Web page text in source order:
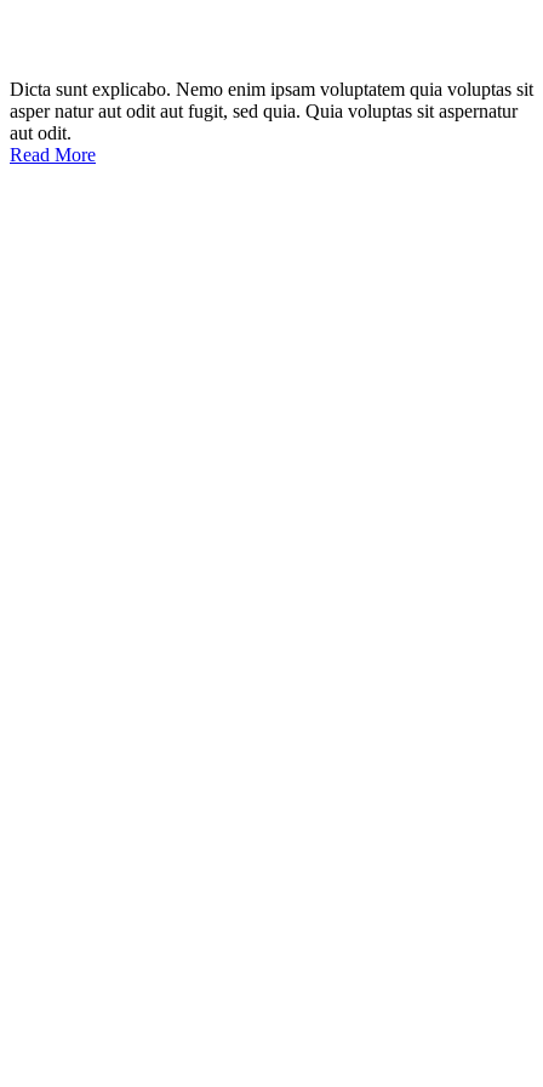
Dicta sunt explicabo. Nemo enim ipsam voluptatem quia voluptas sit
asper natur aut odit aut fugit, sed quia. Quia voluptas sit aspernatur
aut odit.
Read More